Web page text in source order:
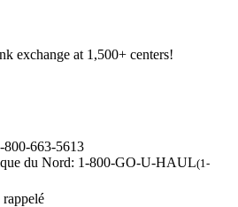
exchange at 1,500+ centers!
800-663-5613
du Nord: 1-800-GO-U-HAUL(1-
rappelé